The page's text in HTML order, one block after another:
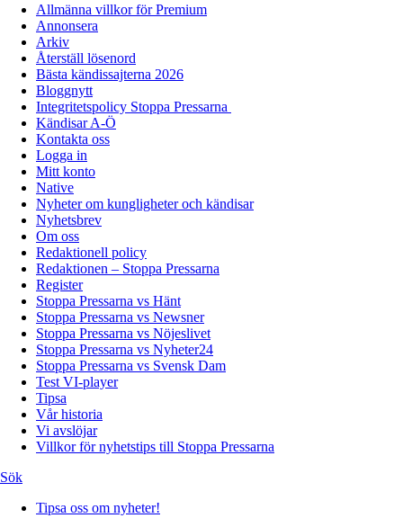
Allmänna villkor för Premium
Annonsera
Arkiv
Återställ lösenord
Bästa kändissajterna 2026
Bloggnytt
Integritetspolicy Stoppa Pressarna
Kändisar A-Ö
Kontakta oss
Logga in
Mitt konto
Native
Nyheter om kungligheter och kändisar
Nyhetsbrev
Om oss
Redaktionell policy
Redaktionen – Stoppa Pressarna
Register
Stoppa Pressarna vs Hänt
Stoppa Pressarna vs Newsner
Stoppa Pressarna vs Nöjeslivet
Stoppa Pressarna vs Nyheter24
Stoppa Pressarna vs Svensk Dam
Test VI-player
Tipsa
Vår historia
Vi avslöjar
Villkor för nyhetstips till Stoppa Pressarna
Sök
Tipsa oss om nyheter!